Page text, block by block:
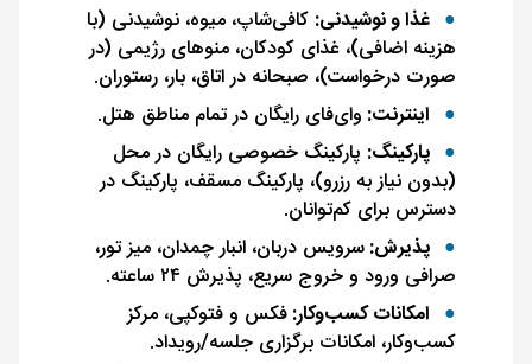
غذا و نوشیدنی: کافی‌شاپ، میوه، نوشیدنی (با
هزینه اضافی)، غذای کودکان، منوهای رژیمی (در
صورت درخواست)، صبحانه در اتاق، بار، رستوران.
اینترنت: وای‌فای رایگان در تمام مناطق هتل.
پارکینگ: پارکینگ خصوصی رایگان در محل
(بدون نیاز به رزرو)، پارکینگ مسقف، پارکینگ در
دسترس برای کم‌توانان.
پذیرش:سرویس دربان، انبار چمدان، میز تور،
صرافی ورود و خروج سریع، پذیرش ۲۴ ساعته.
امکانات کسب‌وکار:فکس و فتوکپی، مرکز
کسب‌وکار، امکانات برگزاری جلسه/رویداد.